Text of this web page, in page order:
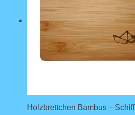
Holzbrettchen Bambus – Schiff